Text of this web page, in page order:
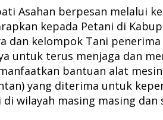
Asahan berpesan melalui
kepada Petani di
dan kelompok Tani
untuk terus menjaga dan
bantuan alat mesin
yang diterima untuk
wilayah masing masing dan